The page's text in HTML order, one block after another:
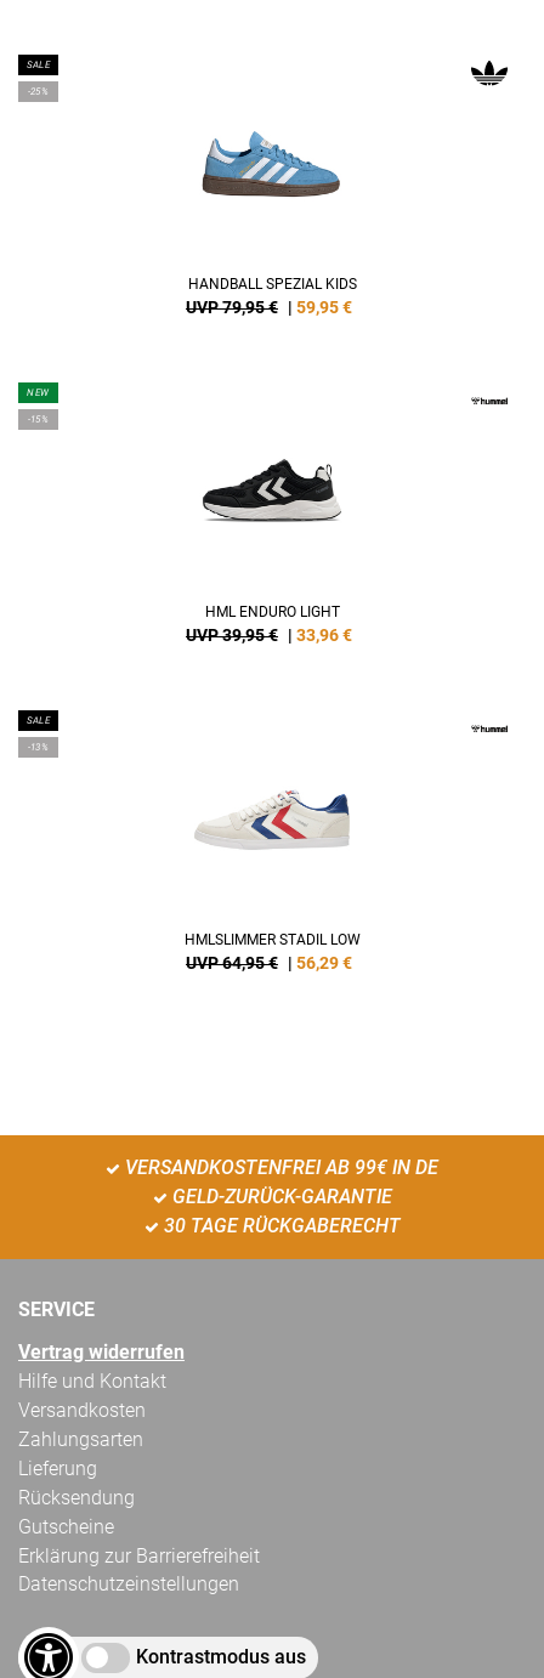
SALE
-25%
HANDBALL SPEZIAL KIDS
UVP 79,95 € | 59,95€
NEW
-15%
HML ENDURO LIGHT
UVP 39,95 € | 33,96€
SALE
-13%
HMLSLIMMER STADIL LOW
UVP 64,95 € | 56,29€
VERSANDKOSTENFREI AB 99€ IN DE
GELD-ZURÜCK-GARANTIE
30 TAGE RÜCKGABERECHT
SERVICE
Vertrag widerrufen
Hilfe und Kontakt
Versandkosten
Zahlungsarten
Lieferung
Rücksendung
Gutscheine
Erklärung zur Barrierefreiheit
Datenschutzeinstellungen
Kontrastmodus aus